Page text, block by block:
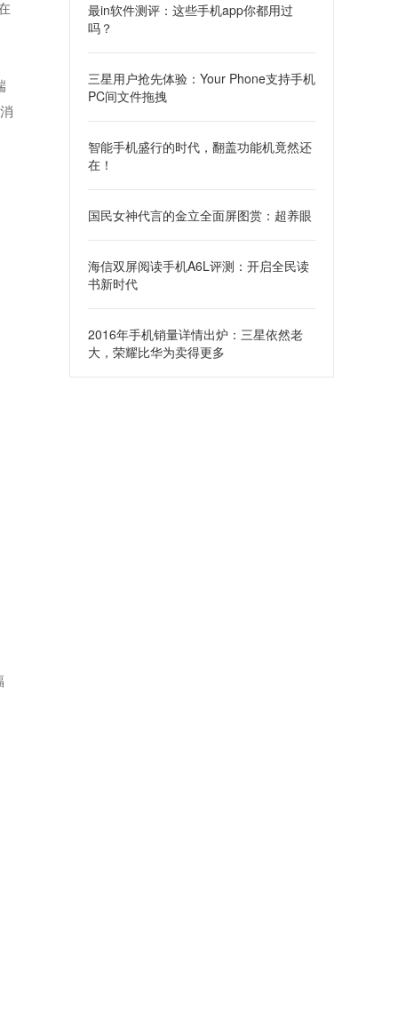
最in软件测评：这些手机app你都用过
吗？
三星用户抢先体验：Your Phone支持手机
PC间文件拖拽
智能手机盛行的时代，翻盖功能机竟然还
在！
国民女神代言的金立全面屏图赏：超养眼
海信双屏阅读手机A6L评测：开启全民读
书新时代
2016年手机销量详情出炉：三星依然老
大，荣耀比华为卖得更多